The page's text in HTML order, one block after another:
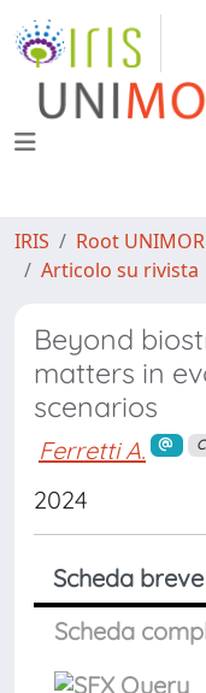
IRIS Root
Articolo su rivista
Beyond
matters in
scenarios
Ferretti A.
2024
Scheda breve
Scheda